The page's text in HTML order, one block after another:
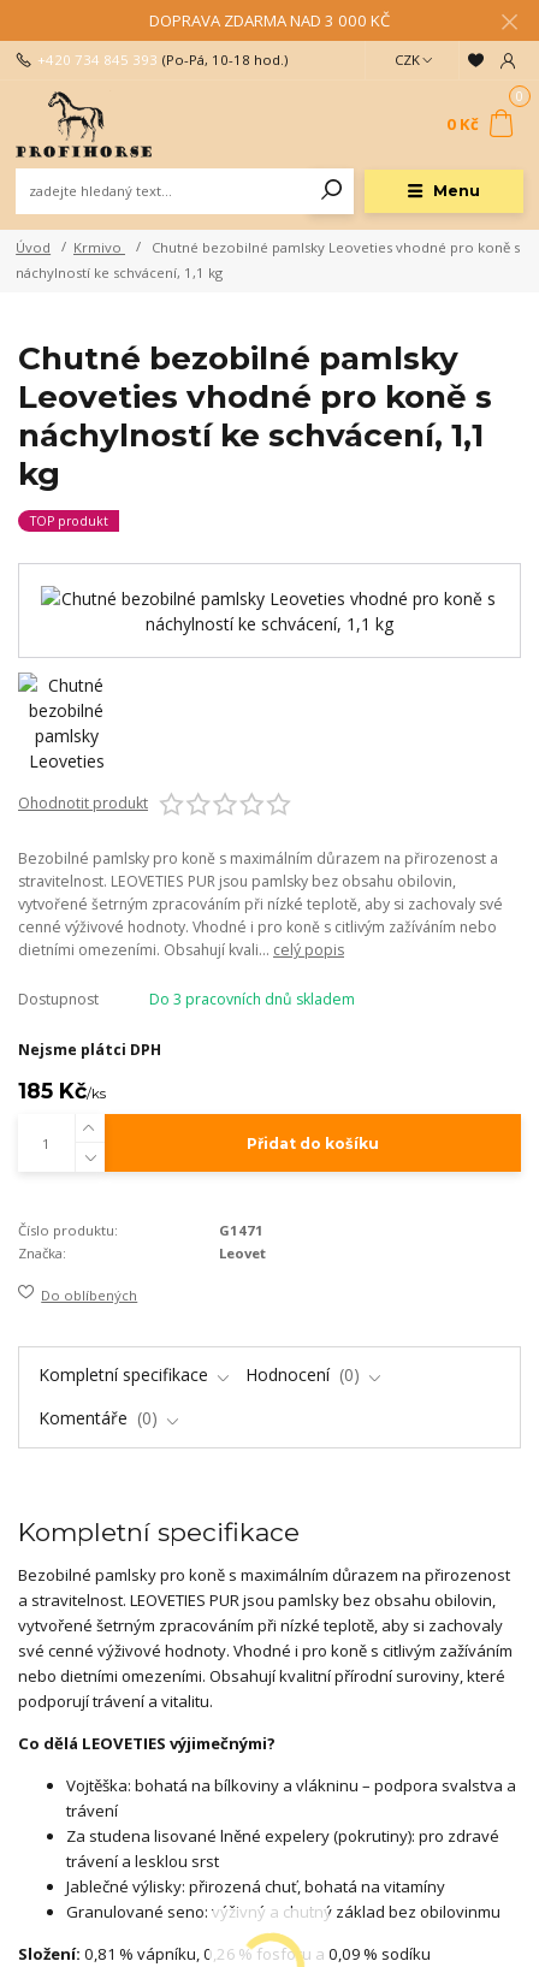
DOPRAVA ZDARMA NAD 3 000 KČ
Menu
CZK
+420 734 845 393 (Po-Pá, 10-18 hod.)
0
0 Kč
Úvod Krmivo
Chutné bezobilné pamlsky Leoveties vhodné pro koně s
náchylností ke schvácení, 1,1 kg
Chutné bezobilné pamlsky
Leoveties vhodné pro koně s
náchylností ke schvácení, 1,1
kg
TOP produkt
Ohodnotit produkt
Bezobilné pamlsky pro koně s maximálním důrazem na přirozenost a
stravitelnost. LEOVETIES PUR jsou pamlsky bez obsahu obilovin,
vytvořené šetrným zpracováním při nízké teplotě, aby si zachovaly své
cenné výživové hodnoty. Vhodné i pro koně s citlivým zažíváním nebo
dietními omezeními. Obsahují kvali... celý popis
Dostupnost Do 3 pracovních dnů skladem
Nejsme plátci DPH
185 Kč/ks
Přidat do košíku
Číslo produktu:
G1471
Značka:
Leovet
Do oblíbených
Kompletní specifikace Hodnocení
0
Komentáře
0
Kompletní specifikace
Bezobilné pamlsky pro koně s maximálním důrazem na přirozenost
a stravitelnost. LEOVETIES PUR jsou pamlsky bez obsahu obilovin,
vytvořené šetrným zpracováním při nízké teplotě, aby si zachovaly
své cenné výživové hodnoty. Vhodné i pro koně s citlivým zažíváním
nebo dietními omezeními. Obsahují kvalitní přírodní suroviny, které
podporují trávení a vitalitu.
Co dělá LEOVETIES výjimečnými?
Vojtěška: bohatá na bílkoviny a vlákninu – podpora svalstva a
trávení
Za studena lisované lněné expelery (pokrutiny): pro zdravé
trávení a lesklou srst
Jablečné výlisky: přirozená chuť, bohatá na vitamíny
Granulované seno: výživný a chutný základ bez obilovinmu
Složení: 0,81 % vápníku, 0,26 % fosforu a 0,09 % sodíku